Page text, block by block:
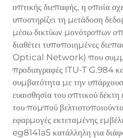
οπτικής διεπαφής, η οποία
υποστηρίζει τη μετάδοση
μέσω δικτύων μονότροπων
διαθέτει τυποποιημένες
Optical Network) που
προδιαγραφές ITU-T G.984
συμβατότητα με την
ευαισθησία του οπτικού
του πομπού
εφαρμογές εκτεταμένης
eg8141a5 κατάλληλη για